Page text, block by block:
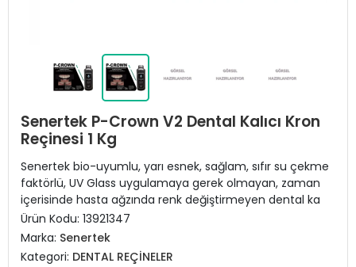
Senertek P-Crown V2 Dental Kalıcı Kron
Reçinesi 1 Kg
Senertek bio-uyumlu, yarı esnek, sağlam, sıfır su çekme
faktörlü, UV Glass uygulamaya gerek olmayan, zaman
içerisinde hasta ağzında renk değiştirmeyen dental ka
Ürün Kodu: 13921347
Marka: Senertek
Kategori: DENTAL REÇİNELER